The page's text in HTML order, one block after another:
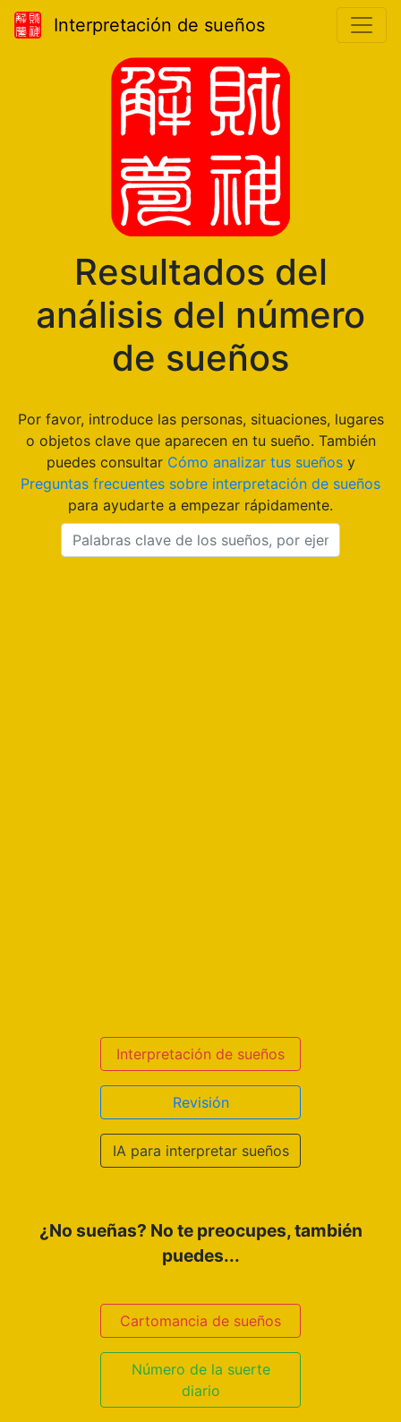
Interpretación de sueños
Resultados del
análisis del número
de sueños
Por favor, introduce las personas, situaciones, lugares
o objetos clave que aparecen en tu sueño. También
puedes consultar Cómo analizar tus sueñosy
Preguntas frecuentes sobre interpretación de sueños
para ayudarte a empezar rápidamente.
Interpretación de sueños
Revisión
IA para interpretar sueños
¿No sueñas? No te preocupes, también
puedes...
Cartomancia de sueños
Número de la suerte
diario